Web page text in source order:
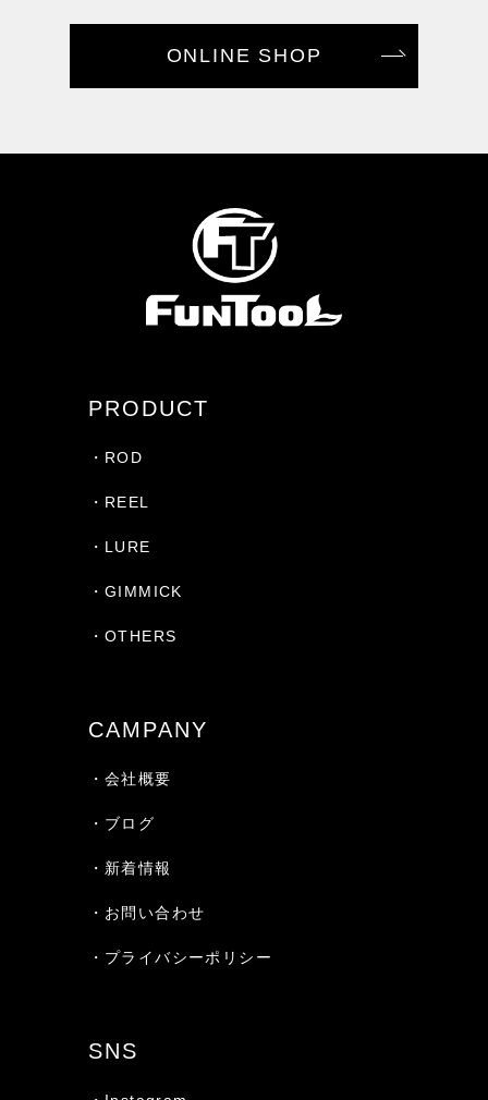
ONLINE SHOP
PRODUCT
・ROD
・REEL
・LURE
・GIMMICK
・OTHERS
CAMPANY
・会社概要
・ブログ
・新着情報
・お問い合わせ
・プライバシーポリシー
SNS